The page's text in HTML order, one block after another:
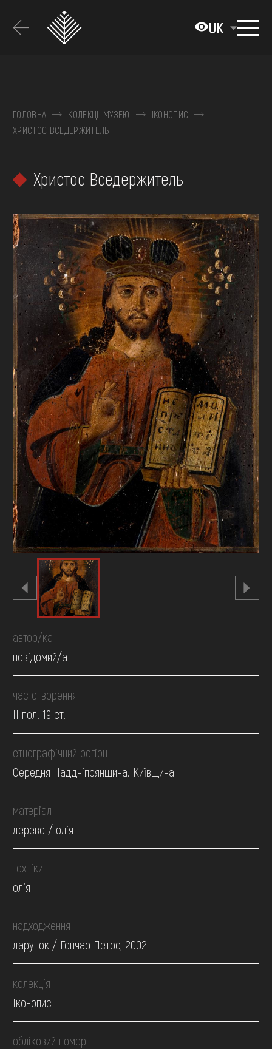
основного
UK
КОЛЕКЦІЇ
ВИСТАВКИ ТА ПОДІЇ
ВІДВІДАТИ
НАВЧИТИСЯ
ПОСЛУГИ
FAQ
ОНЛАЙН-КРАМНИЦЯ
ПІДТРИМАТИ
ГОЛОВНА КОЛЕКЦІЇ МУЗЕЮ
ІКОНОПИС
ХРИСТОС ВСЕДЕРЖИТЕЛЬ
Христос Вседержитель
автор/ка
невідомий/а
час створення
II пол. 19 ст.
етнографічний регіон
Середня Наддніпрянщина. Київщина
матеріал
дерево / олія
техніки
олія
надходження
дарунок / Гончар Петро, 2002
колекція
Іконопис
обліковий номер